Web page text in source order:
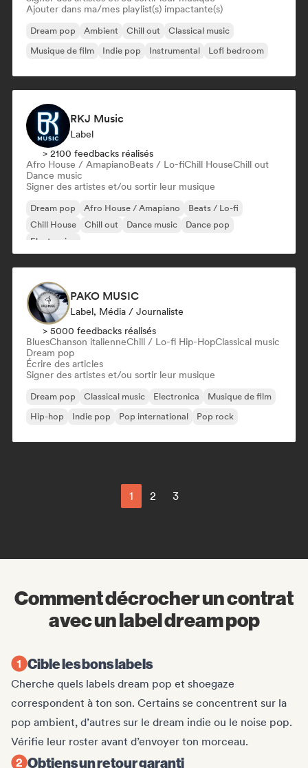
Ajouter dans ma/mes playlist(s) impactante(s)
Dream pop Ambient Chill out
Classical music
Musique de film
Indie pop Instrumental Lofi bedroom
RKJ Music
Label
> 2100 feedbacks réalisés
Afro House / AmapianoBeats / Lo-fiChill HouseChill out
Dance music
Signer des artistes et/ou sortir leur musique
Dream pop Afro House / Amapiano
Beats / Lo-fi
Chill House
Chill out Dance music
Dance pop
Electronica
PAKO MUSIC
Label, Média / Journaliste
> 5000 feedbacks réalisés
BluesChanson italienneChill / Lo-fi Hip-HopClassical music
Dream pop
Écrire des articles
Signer des artistes et/ou sortir leur musique
Dream pop Classical music Electronica
Musique de film
Hip-hop
Indie pop Pop international Pop rock
1 2 3
Comment décrocher un contrat
avec un label dream pop
Cible les bons labels
Cherche quels labels dream pop et shoegaze
correspondent à ton son. Certains se concentrent sur la
pop ambient, d’autres sur le dream indie ou le noise pop.
Vérifie leur roster avant d’envoyer ton morceau.
Obtiens un retour garanti